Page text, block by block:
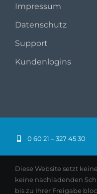
Impressum
Datenschutz
Support
Kundenlogins
0 60 21 – 327 45 30
Diese Website setzt
keine nachladenden
bis zu Ihrer Freigabe